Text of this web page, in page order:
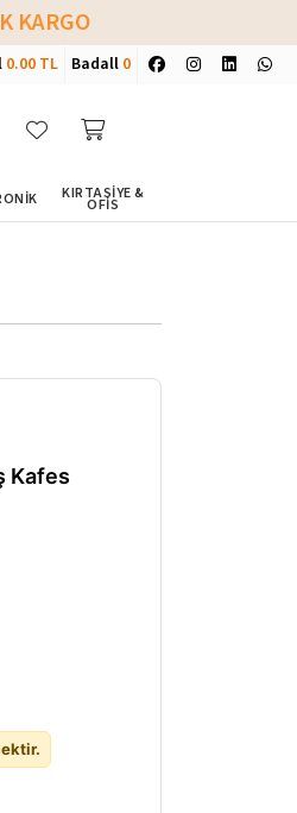
KARGO
0.00 TL Badall 0
KIRTASİYE &
OFİS
Kafes